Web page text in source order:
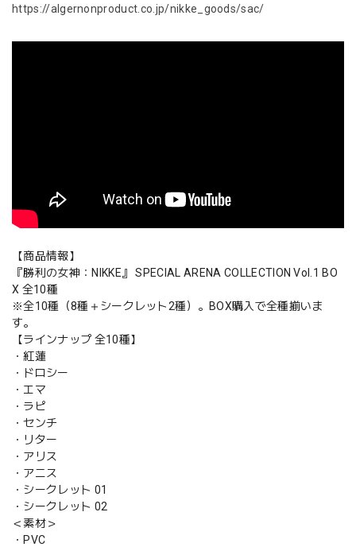
https://algernonproduct.co.jp/nikke_goods/sac/
【商品情報】
『勝利の女神：NIKKE』 SPECIAL ARENA COLLECTION Vol.1 BO
X 全10種
※全10種（8種＋シークレット2種）。BOX購入で全種揃いま
す。
【ラインナップ 全10種】
・紅蓮
・ドロシー
・エマ
・ラピ
・センチ
・リター
・アリス
・アニス
・シークレット 01
・シークレット 02
＜素材＞
・PVC